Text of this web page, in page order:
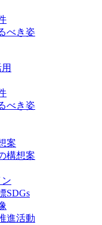
べき姿
べき姿
案
構想案
SDGs
進活動